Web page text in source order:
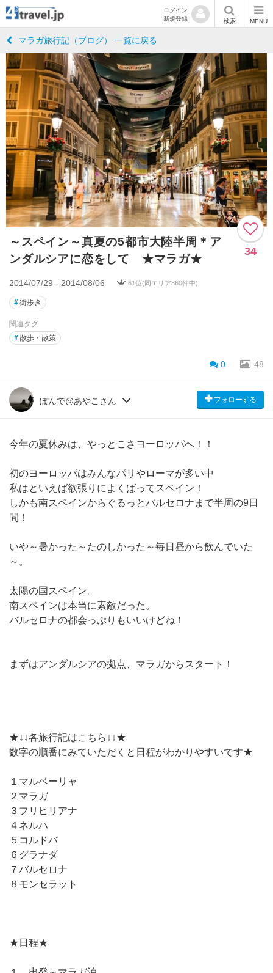
ログイン
新規登録
検索 MENU
マラガ旅行記（ブログ） 一覧に戻る
～スペイン～真夏の5都市大陸半周＊ア
ンダルシアに恋をして ★マラガ★
34
2014/07/29 - 2014/08/06 61位(同エリア360件中)
#街歩き
関連タグ
#散歩・散策
0 48
ぽんで@あやこさん フォローする
今年の夏休みは、やっとこさヨーロッパへ！！
初のヨーロッパはみんなパリやローマが多い中
私はといえば欲張りによくばってスペイン！
しかも南スペインからぐるっとバルセロナまで半周の9日
間！
いや～暑かった～たのしかった～毎日昼から飲んでいた
～。
太陽の国スペイン。
南スペインは本当に素敵だった。
バルセロナの都会っぷりもいいけどね！
まずはアンダルシアの拠点、マラガからスタート！
★↓↓各旅行記はこちら↓↓★
数字の順番にみていただくと日程がわかりやすいです★
１マルベーリャ
２マラガ
３フリヒリアナ
４ネルハ
５コルドバ
６グラナダ
７バルセロナ
８モンセラット
★日程★